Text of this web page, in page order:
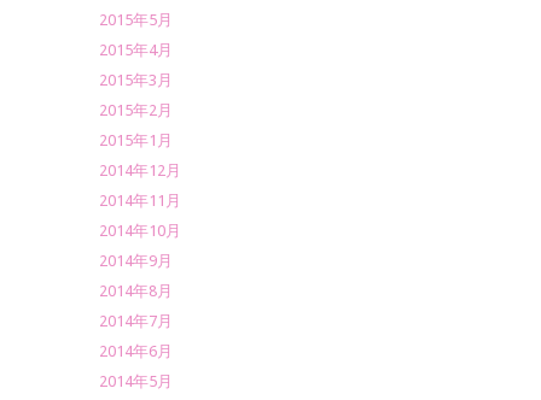
2015年5月
2015年4月
2015年3月
2015年2月
2015年1月
2014年12月
2014年11月
2014年10月
2014年9月
2014年8月
2014年7月
2014年6月
2014年5月